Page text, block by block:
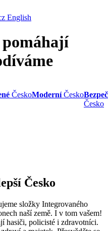
English
pomáhají
ČeskoModerníČesko
Česko
Česko
složky Integrovaného
naší země. I v tom vašem!
hasiči, policisté i zdravotníci.